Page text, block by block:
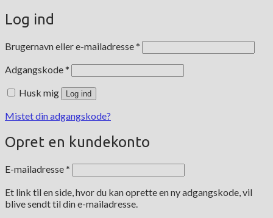
Log ind
Brugernavn eller e-mailadresse*
Adgangskode*
Husk mig Log ind
Mistet din adgangskode?
Opret en kundekonto
E-mailadresse*
Et link til en side, hvor du kan oprette en ny adgangskode, vil
blive sendt til din e-mailadresse.